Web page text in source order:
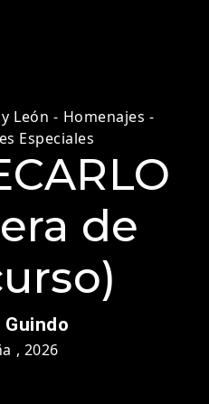
León - Homenajes -
Especiales
de
Guindo
, 2026